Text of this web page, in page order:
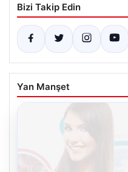
Bizi Takip Edin
Yan Manşet